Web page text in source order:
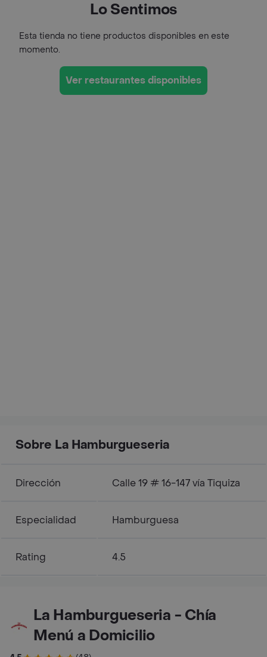
Lo Sentimos
Esta tienda no tiene productos disponibles en este
momento.
Ver restaurantes disponibles
Sobre La Hamburgueseria
Dirección Calle 19 # 16-147 vía Tiquiza
Especialidad Hamburguesa
Rating 4.5
La Hamburgueseria - Chía
Menú a Domicilio